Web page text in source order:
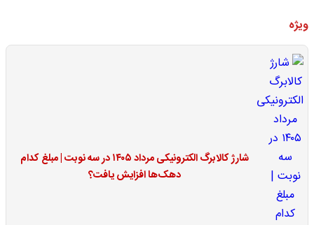
ویژه
شارژ کالابرگ الکترونیکی مرداد ۱۴۰۵ در سه نوبت | مبلغ کدام
دهک‌ها افزایش یافت؟